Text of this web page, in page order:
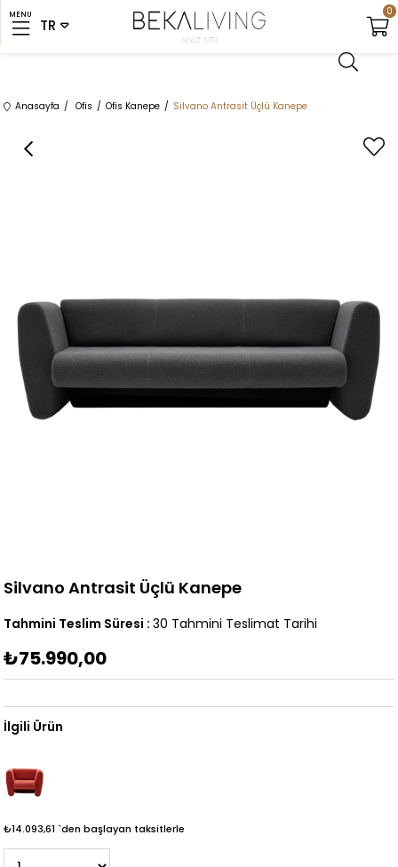
MENU 0
Anasayfa Ofis Ofis Kanepe Silvano Antrasit Üçlü Kanepe
Silvano Antrasit Üçlü Kanepe
Tahmini Teslim Süresi : 30 Tahmini Teslimat Tarihi
₺75.990,00
İlgili Ürün
₺14.093,61 `den başlayan taksitlerle